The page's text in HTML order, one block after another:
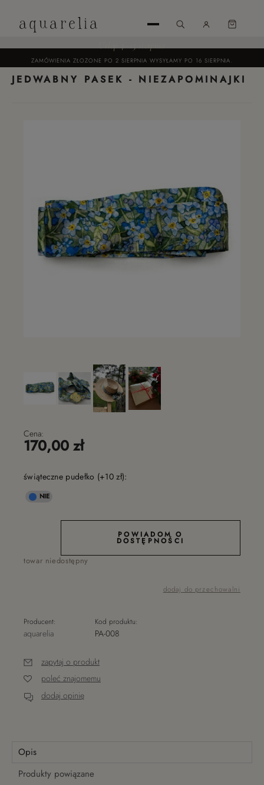
ZAMÓWIENIA ZŁOŻONE PO 2 SIERPNIA WYSYŁAMY PO 16 SIERPNIA.
aquarelia
JEDWABNY PASEK - NIEZAPOMINAJKI
Cena:
170,00 zł
świąteczne pudełko (+10 zł):
POWIADOM O
DOSTĘPNOŚCI
towar niedostępny
dodaj do przechowalni
Producent:
aquarelia
Kod produktu:
PA-008
zapytaj o produkt
poleć znajomemu
dodaj opinię
Opis
Produkty powiązane